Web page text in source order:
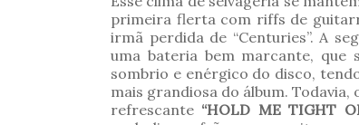
primeira flerta com riffs de
irmã perdida de “Centuries”. A
uma bateria bem marcante,
sombrio e enérgico do disco,
mais grandiosa do álbum.
refrescante “HOLD ME TIGHT